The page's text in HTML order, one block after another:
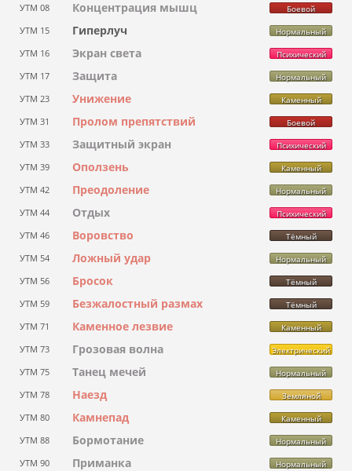
УТМ 08 Концентрация мышц Боевой
УТМ 15 Гиперлуч Нормальный
УТМ 16 Экран света Психический
УТМ 17 Защита Нормальный
УТМ 23 Унижение Каменный
УТМ 31 Пролом препятствий Боевой
УТМ 33 Защитный экран Психический
УТМ 39 Оползень Каменный
УТМ 42 Преодоление Нормальный
УТМ 44 Отдых Психический
УТМ 46 Воровство Тёмный
УТМ 54 Ложный удар Нормальный
УТМ 56 Бросок Тёмный
УТМ 59 Безжалостный размах Тёмный
УТМ 71 Каменное лезвие Каменный
УТМ 73 Грозовая волна Электрический
УТМ 75 Танец мечей Нормальный
УТМ 78 Наезд Земляной
УТМ 80 Камнепад Каменный
УТМ 88 Бормотание Нормальный
УТМ 90 Приманка Нормальный